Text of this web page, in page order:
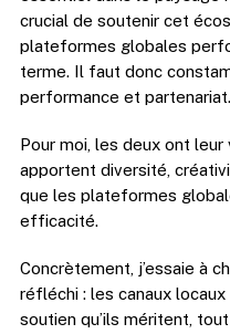
crucial de soutenir cet
plateformes globales
terme. Il faut donc
performance et partenariat.
Pour moi, les deux ont
apportent diversité,
que les plateformes
efficacité.
Concrètement, j’essaie à
réfléchi : les canaux
soutien qu’ils méritent,